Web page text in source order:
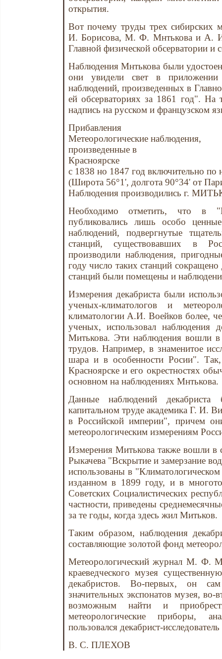
открытия.
Вот почему труды трех сибирских
И. Борисова, М. Ф. Мнтькова и А.
Главной физической обсерватории и
Наблюдения Мнтькова были
они увидели свет в
наблюдений, произведенных в
ей обсерваториях за 1861 год". На
надпись на русском и французском
Прибавления
Метеорологические наблюдения,
произведенные в
Красноярске
с 1838 но 1847 год включительно по
(Широта 56°1', долгота 90°34' от
Наблюдения производились г.
Необходимо отметить, что в
публиковались лишь особо
наблюдений, подвергнутые
станций, существовавших в
производили наблюдения,
году число таких станций
станций были помещены и
Измерения декабриста были
ученых-климатологов и
климатологии А.И. Воейков более,
ученых, использовал наблюдения
Митькова. Эти наблюдения вошли в
трудов. Например, в знаменитое
шара и в особенности Росии".
Красноярске и его окрестностях
основном на наблюдениях Мнтькова.
Данные наблюдений
капитальном труде академика Г. И.
в Российской империи", причем
метеорологическим измерениям
Измерения Митькова также вошли в
Рыкачева "Вскрытие и замерзание
использованы в
изданном в 1899 году, и в
Советских Социалистических
частности, приведены
за те годы, когда здесь жил Митьков.
Таким образом, наблюдения
составляющие золотой фонд
Метеорологический журнал М. Ф.
краеведческого музея
декабристов. Во-первых, он
значительных экспонатов музея,
возможным найти и
метеорологические приборы,
пользовался декабрист-
В. С. ПЛЕХОВ